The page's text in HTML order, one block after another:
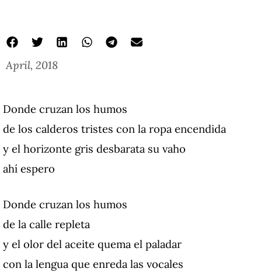
April, 2018
Donde cruzan los humos
de los calderos tristes con la ropa encendida
y el horizonte gris desbarata su vaho
ahí espero
Donde cruzan los humos
de la calle repleta
y el olor del aceite quema el paladar
con la lengua que enreda las vocales